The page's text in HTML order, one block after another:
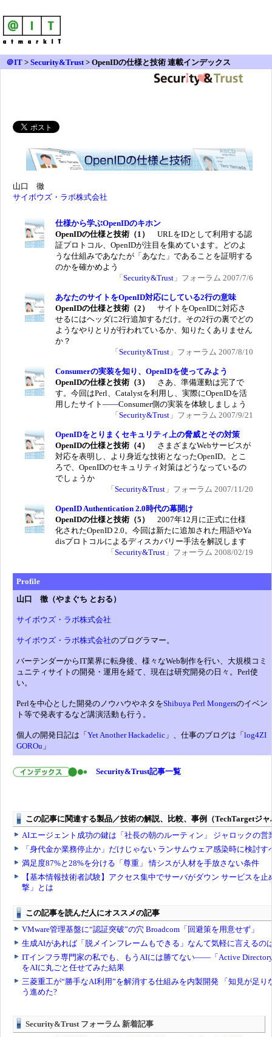
＠IT > Security&Trust> OpenIDの仕様と技術 連載インデックス
山口 徹
サイボウズ・ラボ株式会社
仕様から学ぶOpenIDのキホン
OpenIDの仕様と技術（1）
URLをIDとして利用する認
証プロトコル、OpenIDが注目を集めています。どのよ
うな仕組みであなたが「あなた」であることを証明する
のかを確かめよう
「 Security&Trust 」フォーラム 2007/7/6
あなたのサイトをOpenID対応にしている2行の意味
OpenIDの仕様と技術（2）
サイトをOpenIDに対応さ
せるにはヘッダに2行追加するだけ。その2行の裏でどの
ようなやりとりが行われているか、知りたくありません
か？
「 Security&Trust 」フォーラム 2007/8/10
Consumerの実装を知り、OpenIDを使ってみよう
OpenIDの仕様と技術（3）
さあ、準備運動は完了で
す。今回はPerl、Catalystを利用し、実際にOpenIDを活
用したサイト――Consumer側の実装を体験しましょう
「 Security&Trust 」フォーラム 2007/9/21
OpenIDをとりまくセキュリティ上の脅威とその対策
OpenIDの仕様と技術（4）
さまざまなWebサービスが
対応を表明し、より身近な技術となったOpenID。とこ
ろで、OpenIDのセキュリティ対策はどうなっているの
でしょうか
「 Security&Trust 」フォーラム 2007/11/20
OpenID Authentication 2.0時代の幕開け
OpenIDの仕様と技術（5）
2007年12月に正式に仕様
化されたOpenID 2.0。今回は新たに追加された用語やYa
disプロトコルによるディスカバリー手法を解説します
「 Security&Trust 」フォーラム 2008/02/19
Profile
山口 徹（やまぐち とおる）
サイボウズ・ラボ株式会社
サイボウズ・ラボ株式会社のプログラマー。
バーテンダーからIT業界に転身後、様々なWeb制作を行い、大規模コミ
ュニティサイトの開発・運用を経て、現在は研究開発の日々。Perl使
い。
Perlを中心とした開発のノウハウやネタをShibuya Perl Mongersのイベン
ト等で発表するなど講演活動も行う。
個人の開発日記は「 Yet Another Hackadelic 」、仕事のブログは「 log4ZI
GOROu 」
Security&Trust記事一覧
Security&Trust フォーラム 新着記事